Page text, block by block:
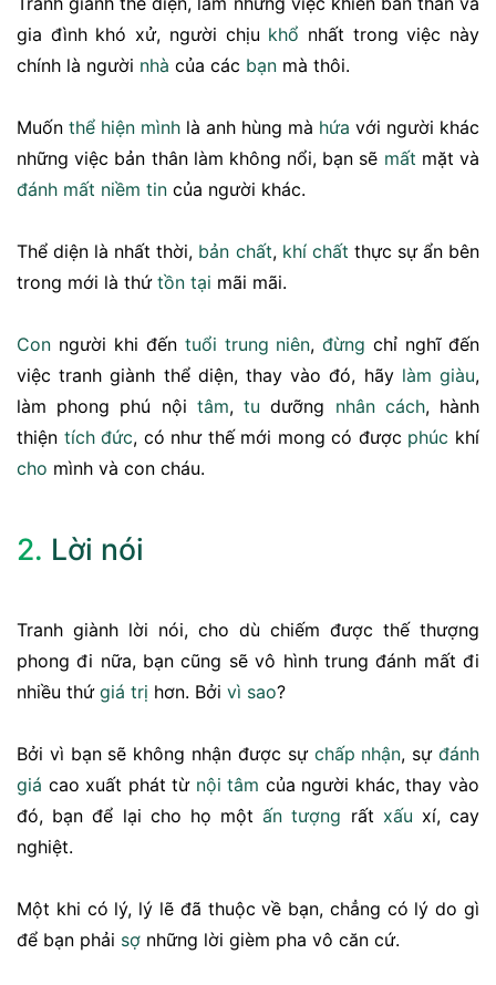
gia đình khó xử, người chịu khổ nhất trong việc này
chính là người nhà của các bạn mà thôi.
Muốn thể hiện mình là anh hùng mà hứa với người khác
những việc bản thân làm không nổi, bạn sẽ mất mặt và
đánh mất niềm tin của người khác.
Thể diện là nhất thời, bản chất, khí chất thực sự ẩn bên
trong mới là thứ tồn tại mãi mãi.
Con người khi đến tuổi trung niên,đừng chỉ nghĩ đến
việc tranh giành thể diện, thay vào đó, hãy làm giàu,
làm phong phú nội tâm,tu dưỡng nhân cách, hành
thiện tích đức, có như thế mới mong có được phúc khí
cho mình và con cháu.
2. Lời nói
Tranh giành lời nói, cho dù chiếm được thế thượng
phong đi nữa, bạn cũng sẽ vô hình trung đánh mất đi
nhiều thứ giá trị hơn. Bởi vì sao?
Bởi vì bạn sẽ không nhận được sự chấp nhận, sựđánh
giá cao xuất phát từ nội tâm của người khác, thay vào
đó, bạn để lại cho họ mộtấn tượng rất xấu xí, cay
nghiệt.
Một khi có lý, lý lẽ đã thuộc về bạn, chẳng có lý do gì
để bạn phải sợ những lời gièm pha vô căn cứ.